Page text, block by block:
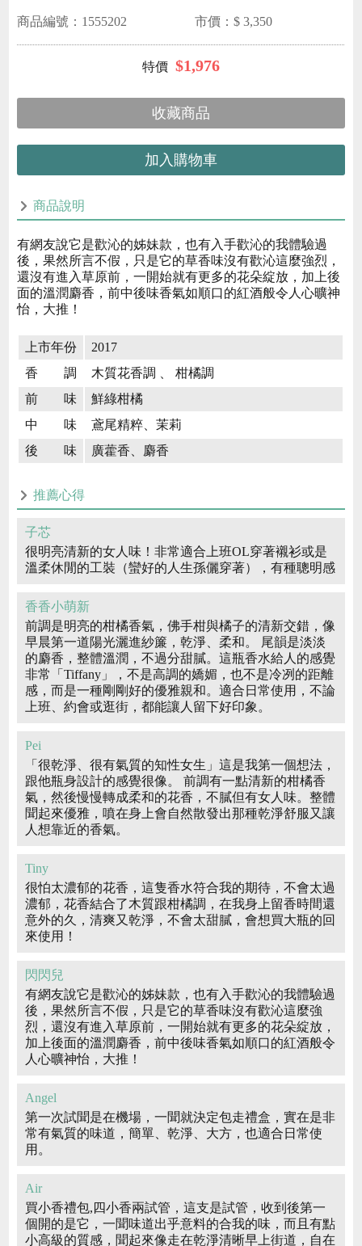
商品編號： 1555202 市價：$3,350
$1,976
收藏商品
加入購物車
商品說明
有網友說它是歡沁的姊妹款，也有入手歡沁的我體驗過
後，果然所言不假，只是它的草香味沒有歡沁這麼強烈，
還沒有進入草原前，一開始就有更多的花朵綻放，加上後
面的溫潤麝香，前中後味香氣如順口的紅酒般令人心曠神
怡，大推！
上市年份
2017
香 調
木質花香調 、 柑橘調
前 味
鮮綠柑橘
中 味
鳶尾精粹、茉莉
後 味
廣藿香、麝香
推薦心得
子芯
很明亮清新的女人味！非常適合上班OL穿著襯衫或是
溫柔休閒的工裝（蠻好的人生孫儷穿著），有種聰明感
香香小萌新
前調是明亮的柑橘香氣，佛手柑與橘子的清新交錯，像
早晨第一道陽光灑進紗簾，乾淨、柔和。 尾韻是淡淡
的麝香，整體溫潤，不過分甜膩。這瓶香水給人的感覺
非常「Tiffany」，不是高調的嬌媚，也不是冷冽的距離
感，而是一種剛剛好的優雅親和。適合日常使用，不論
上班、約會或逛街，都能讓人留下好印象。
Pei
「很乾淨、很有氣質的知性女生」這是我第一個想法，
跟他瓶身設計的感覺很像。 前調有一點清新的柑橘香
氣，然後慢慢轉成柔和的花香，不膩但有女人味。整體
聞起來優雅，噴在身上會自然散發出那種乾淨舒服又讓
人想靠近的香氣。
Tiny
很怕太濃郁的花香，這隻香水符合我的期待，不會太過
濃郁，花香結合了木質跟柑橘調，在我身上留香時間還
意外的久，清爽又乾淨，不會太甜膩，會想買大瓶的回
來使用！
閃閃兒
有網友說它是歡沁的姊妹款，也有入手歡沁的我體驗過
後，果然所言不假，只是它的草香味沒有歡沁這麼強
烈，還沒有進入草原前，一開始就有更多的花朵綻放，
加上後面的溫潤麝香，前中後味香氣如順口的紅酒般令
人心曠神怡，大推！
Angel
第一次試聞是在機場，一聞就決定包走禮盒，實在是非
常有氣質的味道，簡單、乾淨、大方，也適合日常使
用。
Air
買小香禮包,四小香兩試管，這支是試管，收到後第一
個開的是它，一聞味道出乎意料的合我的味，而且有點
小高級的質感，聞起來像走在乾淨清晰早上街道，自在